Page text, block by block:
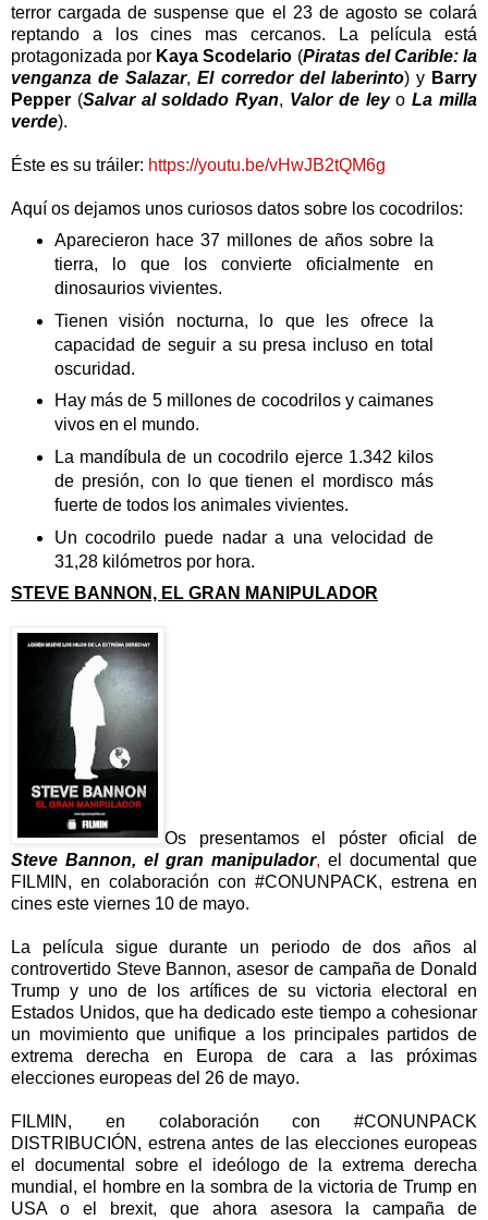
terror cargada de suspense que el 23 de agosto se colará
reptando a los cines mas cercanos. La película está
protagonizada por Kaya Scodelario (Piratas del Carible: la
venganza de Salazar,El corredor del laberinto) y Barry
Pepper (Salvar al soldado Ryan, Valor de leyoLa milla
verde).
Éste es su tráiler: https://youtu.be/vHwJB2tQM6g
Aquí os dejamos unos curiosos datos sobre los cocodrilos:
Aparecieron hace 37 millones de años sobre la
tierra, lo que los convierte oficialmente en
dinosaurios vivientes.
Tienen visión nocturna, lo que les ofrece la
capacidad de seguir a su presa incluso en total
oscuridad.
Hay más de 5 millones de cocodrilos y caimanes
vivos en el mundo.
La mandíbula de un cocodrilo ejerce 1.342 kilos
de presión, con lo que tienen el mordisco más
fuerte de todos los animales vivientes.
Un cocodrilo puede nadar a una velocidad de
31,28 kilómetros por hora.
STEVE BANNON, EL GRAN MANIPULADOR
Os presentamos el póster oficial de
Steve Bannon, el gran manipulador, el documental que
FILMIN, en colaboración con #CONUNPACK, estrena en
cines este viernes 10 de mayo.
La película sigue durante un periodo de dos años al
controvertido Steve Bannon, asesor de campaña de Donald
Trump y uno de los artífices de su victoria electoral en
Estados Unidos, que ha dedicado este tiempo a cohesionar
un movimiento que unifique a los principales partidos de
extrema derecha en Europa de cara a las próximas
elecciones europeas del 26 de mayo.
FILMIN, en colaboración con #CONUNPACK
DISTRIBUCIÓN, estrena antes de las elecciones europeas
el documental sobre el ideólogo de la extrema derecha
mundial, el hombre en la sombra de la victoria de Trump en
USA o el brexit, que ahora asesora la campaña de